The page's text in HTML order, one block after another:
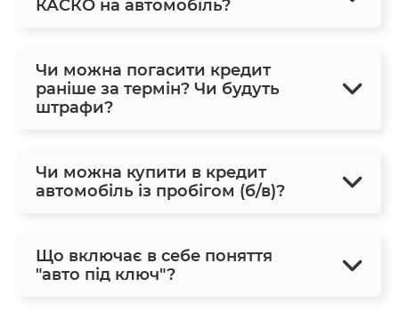
КАСКО на автомобіль?
Чи можна погасити кредит
раніше за термін? Чи будуть
штрафи?
Чи можна купити в кредит
автомобіль із пробігом (б/в)?
Що включає в себе поняття
"авто під ключ"?